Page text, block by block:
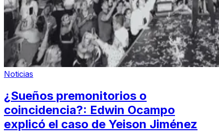
Noticias
¿Sueños premonitorios o
coincidencia?: Edwin Ocampo
explicó el caso de Yeison Jiménez